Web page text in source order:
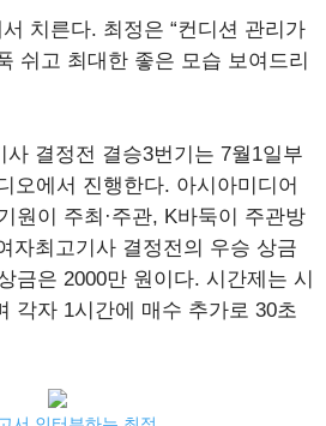
치른다. 최정은 “컨디션 관리가
쉬고 최대한 좋은 모습 보여드리
사 결정전 결승3번기는 7월1일부
오에서 진행한다. 아시아미디어
원이 주최·주관, K바둑이 주관방
자최고기사 결정전의 우승 상금
금은 2000만 원이다. 시간제는 시
각자 1시간에 매수 추가로 30초